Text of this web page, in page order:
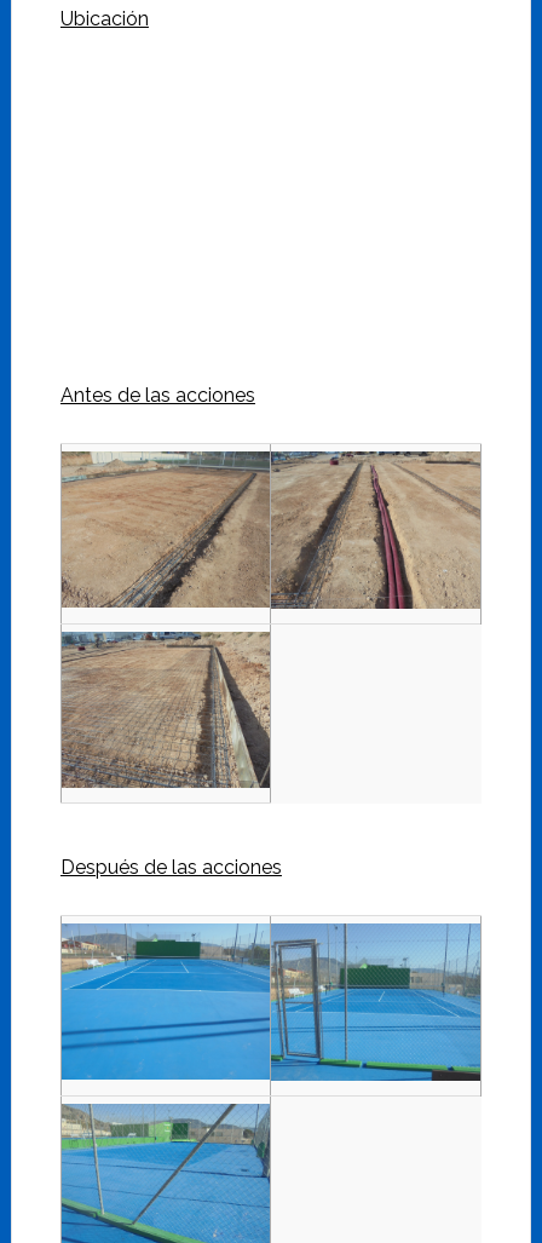
Ubicación
Antes de las acciones
Después de las acciones